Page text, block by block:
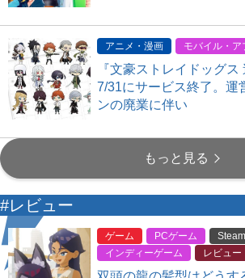
アニメ・漫画 モバイル・ア
『文豪ストレイドッグ
7/31にサービス終了。運
ンの廃業に伴い
もっと見る
#レビュー
ゲーム PCゲーム
Steam
インディーゲーム
レビュー